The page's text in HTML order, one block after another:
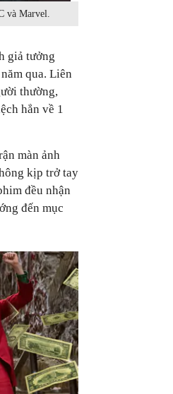
và Marvel.
giả tưởng
qua. Liên
thường,
hẳn về 1
màn ảnh
kịp trở tay
đều nhận
đến mục